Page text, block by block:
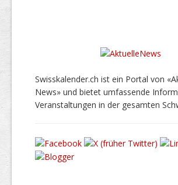
Swisskalender.ch ist ein Portal von
News» und bietet umfassende
Veranstaltungen in der gesamten